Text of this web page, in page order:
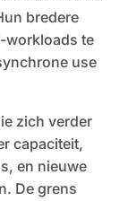
bredere
workloads te
use
zich verder
capaciteit,
en nieuwe
De grens